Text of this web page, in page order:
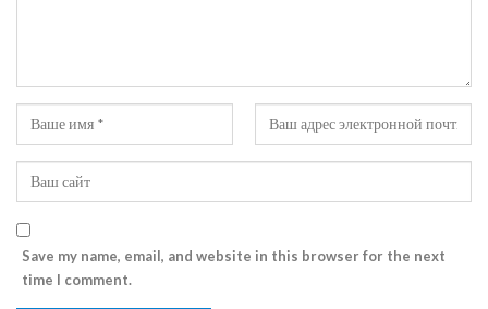
Save my name, email, and website in this browser for the next
time I comment.